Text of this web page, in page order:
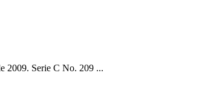
2009. Serie C No. 209 ...